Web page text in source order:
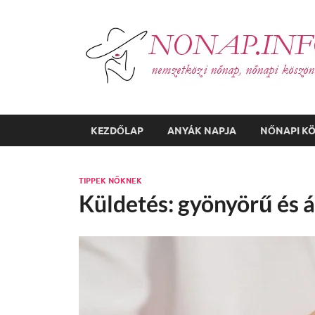
KEZDŐLAP ANYÁK NAPJA NŐNAPI
TIPPEK NŐKNEK
Küldetés: gyönyörű és